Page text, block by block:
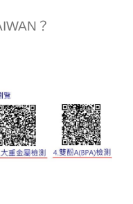
？